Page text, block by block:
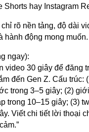
Shorts hay Instagram
rõ nền tảng, độ dài
hành động mong muốn.
ngay):
video 30 giây để đăng
đến Gen Z. Cấu trúc:
trong 3–5 giây; (2)
trong 10–15 giây; (3)
Viết chi tiết lời thoại